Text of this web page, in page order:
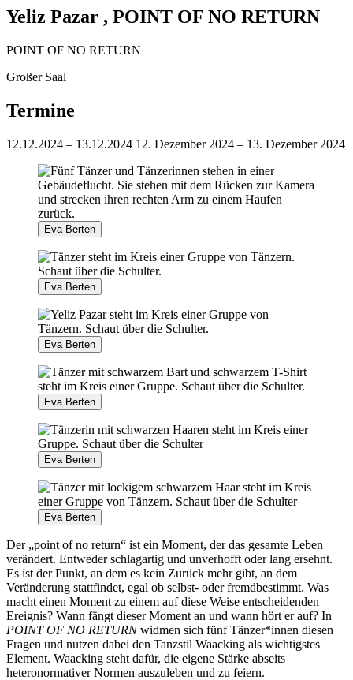
Yeliz Pazar , POINT OF NO RETURN
POINT OF NO RETURN
Großer Saal
Termine
12.12.2024 – 13.12.2024 12. Dezember 2024 – 13. Dezember 2024
Eva Berten
Eva Berten
Eva Berten
Eva Berten
Eva Berten
Eva Berten
Der „point of no return“ ist ein Moment, der das gesamte Leben
verändert. Entweder schlagartig und unverhofft oder lang ersehnt.
Es ist der Punkt, an dem es kein Zurück mehr gibt, an dem
Veränderung stattfindet, egal ob selbst- oder fremdbestimmt. Was
macht einen Moment zu einem auf diese Weise entscheidenden
Ereignis? Wann fängt dieser Moment an und wann hört er auf? In
POINT OF NO RETURNwidmen sich fünf Tänzer*innen diesen
Fragen und nutzen dabei den Tanzstil Waacking als wichtigstes
Element. Waacking steht dafür, die eigene Stärke abseits
heteronormativer Normen auszuleben und zu feiern.